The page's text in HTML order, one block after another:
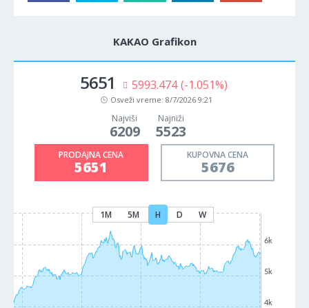
KAKAO Grafikon
5652 5895.567 (-1.033%)
Osveži vreme: 8/7/2026 9:21
Najviši
6209
Najniži
5523
PRODAJNA CENA
5652
KUPOVNA CENA
5677
1M 5M H D W
4k
5k
6k